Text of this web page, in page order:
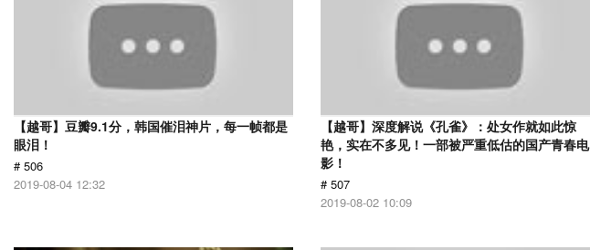
【越哥】豆瓣9.1分，韩国催泪神片，每一帧都是
眼泪！
# 506
2019-08-04 12:32
【越哥】深度解说《孔雀》：处女作就如此惊
艳，实在不多见！一部被严重低估的国产青春电
影！
# 507
2019-08-02 10:09